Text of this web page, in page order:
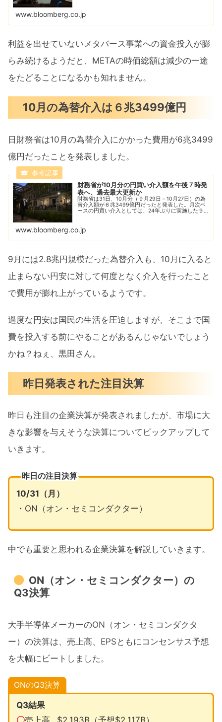
www.bloomberg.co.jp
利益を出せていないメタバース事業への資金投入が膨
らみ続けるようだと、METAの時価総額は減少の一途
をたどることになるかも知れません。
10月の為替介入は６兆3499億円
日財務省は10月の為替介入にかかった費用が6兆3499
億円だったことを発表しました。
財務省が10月分の円買い介入額を午後７時発
表へ、過去最大更新か
財務省は31日、10月分（９月29日－10月27日）の為
替介入額が６兆3499億円だったと発表した。月次ベ
ースの円買い介入としては、24年ぶりに実施した９
www.bloomberg.co.jp
9月には2.8兆円規模だった為替介入も、10月に入ると
止まらない円安に対して何度となく介入を行ったこと
で費用が膨れ上がっているようです。
過度な円安は国民の生活を圧迫しますが、そこまで国
費を投入する前にやることがあるんじゃないでしょう
かね？ねぇ、黒田さん。
昨日発表された注目決算
昨日も注目の企業決算が発表されましたが、市場に大
きな影響を与えそうな決算についてピックアップして
いきます。
昨日の注目決算
10/31（月）
・ON（オン・セミコンダクター）
中でも重要と思われる企業決算を解説していきます。
ON（オン・セミコンダクター）の
Q3決算
大手半導体メーカーのON（オン・セミコンダクタ
ー）の決算は、売上高、EPSともにコンセンサス予想
を大幅にビートしました。
ONのQ3決算
Q3結果